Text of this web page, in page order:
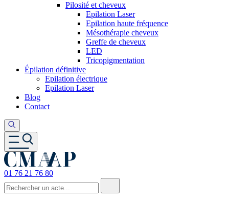
Pilosité et cheveux
Epilation Laser
Epilation haute fréquence
Mésothérapie cheveux
Greffe de cheveux
LED
Tricopigmentation
Épilation définitive
Epilation électrique
Epilation Laser
Blog
Contact
01 76 21 76 80